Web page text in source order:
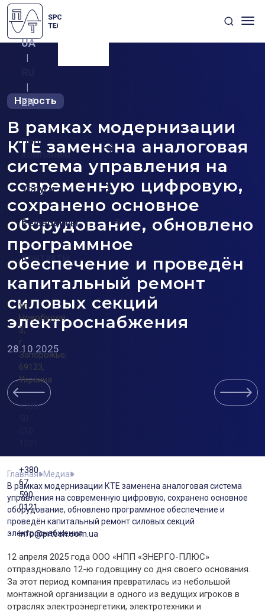
UA
|
|
EN
Про
компанию
Услуги
Референсы
Контакты
ул.
Новобудов
3,
г.
Запорожье,
69123,
Украина
+380
+380
67
590
0121
info@prtech.com.ua
Новость
В рамках модернизации
КТЕ заменена аналоговая
система управления на
современную цифровую,
сохранено основное
оборудование, обновлено
программное
обеспечение и проведён
капитальный ремонт
силовых секций
электроснабжения
28.10.2025
Главная
Медиа
В рамках модернизации КТЕ заменена аналоговая система
управления на современную цифровую, сохранено основное
оборудование, обновлено программное обеспечение и
проведён капитальный ремонт силовых секций
электроснабжения
12 апреля 2025 года ООО «НПП «ЭНЕРГО-ПЛЮС»
отпраздновало 12-ю годовщину со дня своего основания.
За этот период компания превратилась из небольшой
монтажной организации в одного из ведущих игроков в
отраслях электроэнергетики, электротехники и